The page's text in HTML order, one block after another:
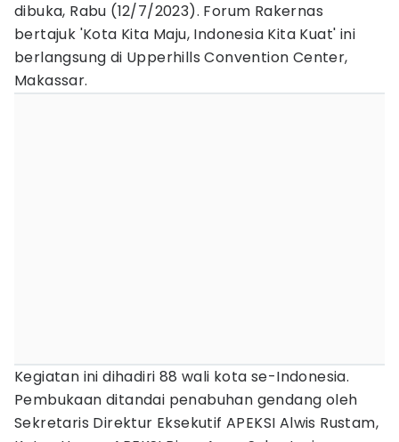
dibuka, Rabu (12/7/2023). Forum Rakernas
bertajuk 'Kota Kita Maju, Indonesia Kita Kuat' ini
berlangsung di Upperhills Convention Center,
Makassar.
Kegiatan ini dihadiri 88 wali kota se-Indonesia.
Pembukaan ditandai penabuhan gendang oleh
Sekretaris Direktur Eksekutif APEKSI Alwis Rustam,